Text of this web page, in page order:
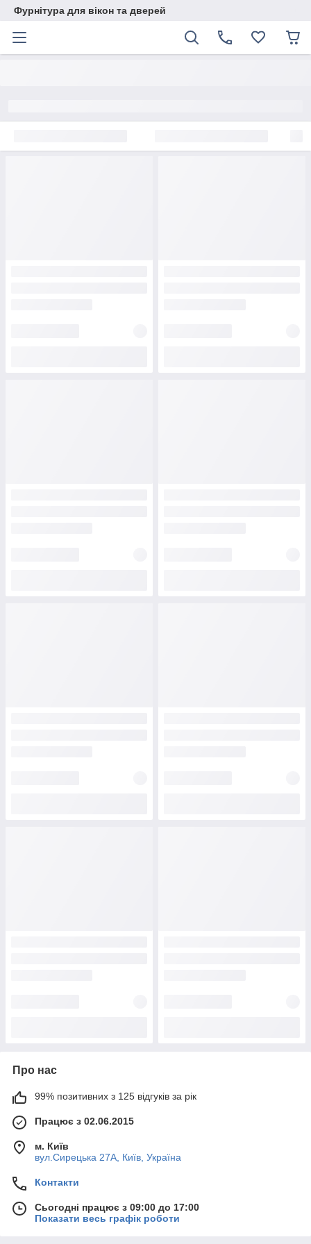
Фурнітура для вікон та дверей
Про нас
99% позитивних з 125 відгуків за рік
Працює з 02.06.2015
м. Київ
вул.Сирецька 27А, Київ, Україна
Контакти
Сьогодні працює з 09:00 до 17:00
Показати весь графік роботи